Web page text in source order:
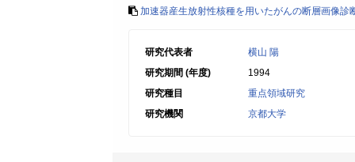
加速器産生放射性核種を用いたがんの断層画像診
研究代表者
横山 陽
研究期間 (年度)
1994
研究種目
重点領域研究
研究機関
京都大学